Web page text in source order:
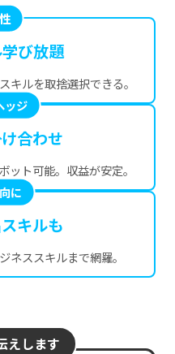
び放題
キルを取捨選択できる。
ッジ
合わせ
ット可能。収益が安定。
に
キルも
ネススキルまで網羅。
えします